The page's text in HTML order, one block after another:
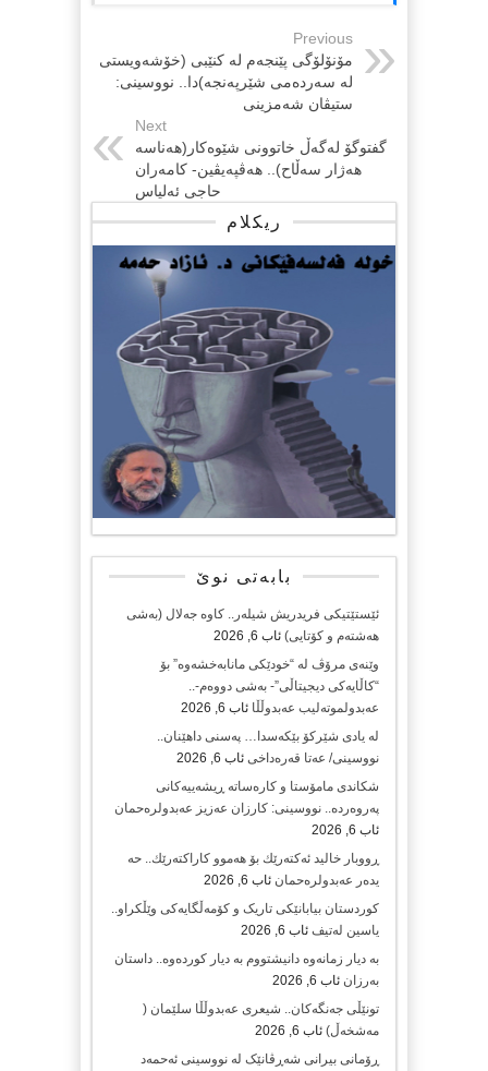
Previous
مۆنۆلۆگی پێنجەم لە کنێبی (خۆشەویستی
لە سەردەمی شێرپەنجە)دا.. نووسینی:
ستیڤان شەمزینی
Next
گفتوگۆ لەگەڵ خاتوونی شێوەكار(هەناسە
هەژار سەڵاح).. هەڤپەیڤین- كامەران
حاجی ئەلیاس
ریکلام
بابەتی نوێ
ئێستێتیکی فریدریش شیلەر.. کاوە جەلال (بەشی
هەشتەم و کۆتایی) ئاب 6, 2026
وێنەی مرۆڤ لە “خودێکی مانابەخشەوە” بۆ
“کاڵایەکی دیجیتاڵی”- بەشی دووەم-..
عەبدولموتەلیب عەبدوڵڵا ئاب 6, 2026
لە یادی شێرکۆ بێکەسدا… پەسنی داهێنان..
نووسینی/ عەتا قەرەداخی ئاب 6, 2026
شکاندی مامۆستا و کارەساتە ڕیشەییەکانی
پەروەردە.. نووسینی: کارزان عەزیز عەبدولرەحمان
ئاب 6, 2026
ڕووبار خالید ئەكتەرێك بۆ هەموو كاراكتەرێك.. حه
یدەر عەبدولرەحمان ئاب 6, 2026
کوردستان بیابانێکی تاریک و کۆمەڵگایەکی وێڵکراو..
یاسین لەتیف ئاب 6, 2026
بە دیار زمانەوە دانیشتووم بە دیار کوردەوە.. داستان
بەرزان ئاب 6, 2026
تونێڵی جەنگەکان.. شیعری عەبدوڵڵا سلێمان (
مەشخەڵ) ئاب 6, 2026
ڕۆمانی بیرانی شەڕڤانێک لە نووسینی ئەحمەد